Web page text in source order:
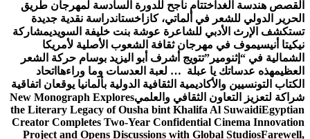
القصص هندسة الغد اختتام ناجح للدورة السادسة لمهرجان طريق
الحرير الدولي للشعر في ألماتي، كازاخستاندراسة نقدية جديدة
تستكشف الإرث الأدبي للشاعرة عوشة بنت خليفة السويديمشاركة
نيكيتا أنيسيموف في مهرجان ثقافة الشعوب الأصلية لأمريكا
الشمالية في “إثنومير”تتويج أشرف أبو اليزيد بوسام حركة الشعر
العظيمهذه عدساتك يا عبلة … لعبة العدسات وما وراءها اتحاد
الكتاب التونسيين والأكاديمية الثقافية الدولية بألمانيا يوقعان اتفاقية
شراكة لتعزيز التعاون الثقافي والعلميNew Monograph Explores
the Literary Legacy of Ousha bint Khalifa Al SuwaidiEgyptian
Creator Completes Two-Year Confidential Cinema Innovation
Project and Opens Discussions with Global StudiosFarewell,